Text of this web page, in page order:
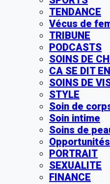
TENDANCE
Vécus de
TRIBUNE
PODCASTS
SOINS DE
CA SE DIT
SOINS DE
STYLE
Soin de
Soin intime
Soins de
Opportunités
PORTRAIT
SEXUALITE
FINANCE